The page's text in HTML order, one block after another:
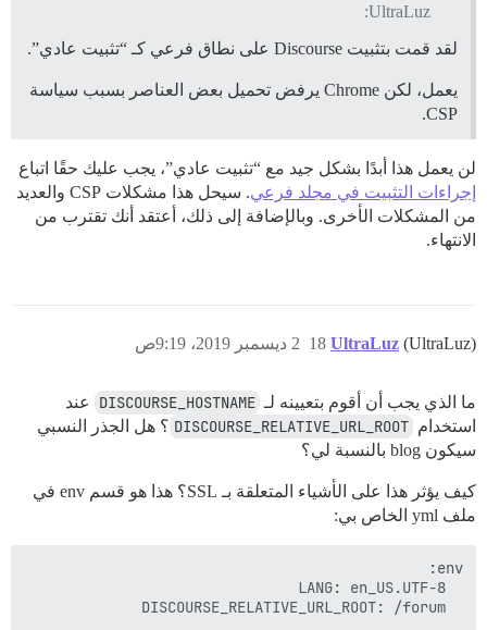
UltraLuz:
لقد قمت بتثبيت Discourse على نطاق فرعي كـ “تثبيت عادي”.
يعمل، لكن Chrome يرفض تحميل بعض العناصر بسبب سياسة
CSP.
لن يعمل هذا أبدًا بشكل جيد مع “تثبيت عادي”، يجب عليك حقًا اتباع
إجراءات التثبيت في مجلد فرعي
. سيحل هذا مشكلات CSP والعديد
من المشكلات الأخرى. وبالإضافة إلى ذلك، أعتقد أنك تقترب من
الانتهاء.
UltraLuz (UltraLuz) 2 ديسمبر 2019، 9:19ص 18
ما الذي يجب أن أقوم بتعيينه لـ DISCOURSE_HOSTNAME
عند
استخدام DISCOURSE_RELATIVE_URL_ROOT ؟ هل الجذر النسبي
سيكون blog بالنسبة لي؟
كيف يؤثر هذا على الأشياء المتعلقة بـ SSL؟ هذا هو قسم env في
ملف yml الخاص بي: